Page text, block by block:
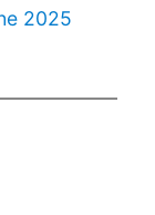
2025